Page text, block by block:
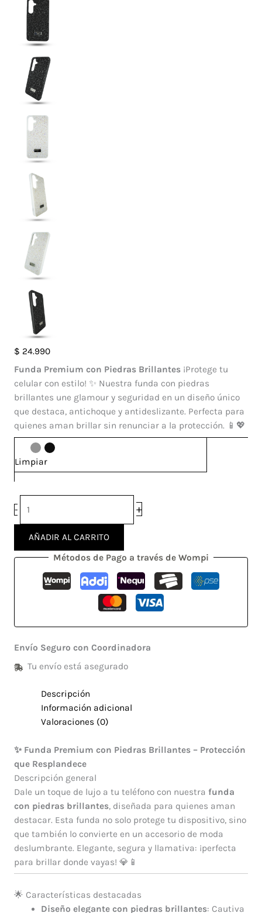
$ 24.990
Funda Premium con Piedras Brillantes¡Protege tu
celular con estilo! ✨ Nuestra funda con piedras
brillantes une glamour y seguridad en un diseño único
que destaca, antichoque y antideslizante. Perfecta para
quienes aman brillar sin renunciar a la protección. 📱💖
Limpiar
-
Case
Brillante
Swarovski
Samsung
Galaxy
S25
cantidad
+
AÑADIR AL CARRITO
Métodos de Pago a través de Wompi
Envío Seguro con Coordinadora
Tu envío está asegurado
Descripción
Información adicional
Valoraciones (0)
✨ Funda Premium con Piedras Brillantes – Protección
que Resplandece
Descripción general
Dale un toque de lujo a tu teléfono con nuestra funda
con piedras brillantes, diseñada para quienes aman
destacar. Esta funda no solo protege tu dispositivo, sino
que también lo convierte en un accesorio de moda
deslumbrante. Elegante, segura y llamativa: ¡perfecta
para brillar donde vayas! 💎📱
🌟 Características destacadas
Diseño elegante con piedras brillantes: Cautiva